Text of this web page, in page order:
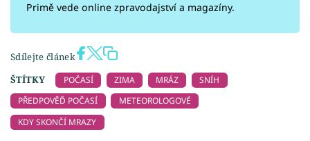
Primě vede online zpravodajství a magazíny.
Sdílejte článek
ŠTÍTKY
POČASÍ ZIMA MRÁZ
SNÍH
PŘEDPOVĚĎ POČASÍ
METEOROLOGOVÉ
KDY SKONČÍ MRAZY